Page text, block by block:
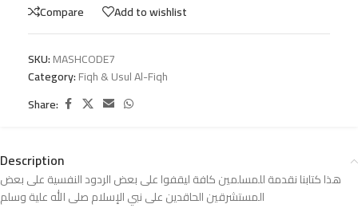
Compare
Add to wishlist
SKU:MASHCODE7
Category:Fiqh & Usul Al-Fiqh
Share:
Description
هذا كتابنا نقدمة للمسلمين كافة ليقفوا على بعض الردود النفسية على بعض
المستشرقين الحاقدين على نبي الإسلام صلى الله علية وسلم